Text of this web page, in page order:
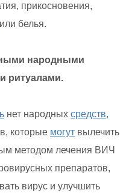
прикосновения,
или белья.
народными
ритуалами.
нет народных средств,
которые могут вылечить
методом лечения ВИЧ
препаратов,
вирус и улучшить